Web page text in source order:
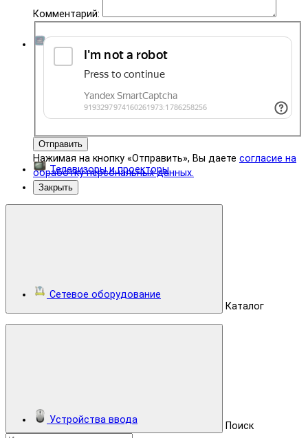
Комментарий:
Отправить
Нажимая на кнопку «Отправить», Вы даете согласие на
обработку персональных данных.
Закрыть
Каталог
Поиск
Комплектующие
Телевизоры и проекторы
Сетевое оборудование
Устройства ввода